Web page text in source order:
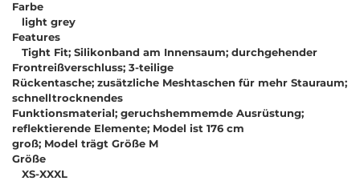
Farbe
light grey
Features
Tight Fit; Silikonband am Innensaum; durchgehender
Frontreißverschluss; 3-teilige
Rückentasche; zusätzliche Meshtaschen für mehr Stauraum;
schnelltrocknendes
Funktionsmaterial; geruchshemmemde Ausrüstung;
reflektierende Elemente; Model ist 176 cm
groß; Model trägt Größe M
Größe
XS-XXXL